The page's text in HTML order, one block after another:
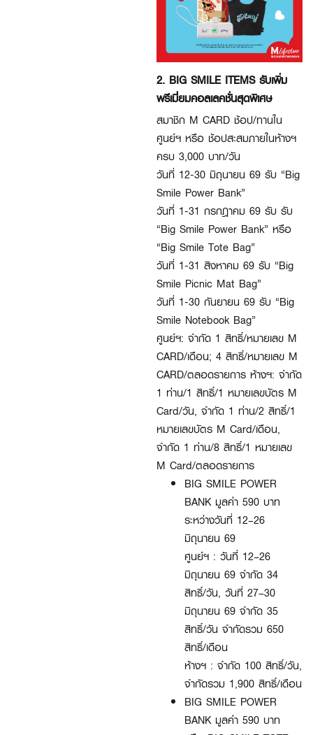
2. BIG SMILE ITEMS รับเพิ่ม
พรีเมี่ยมคอลเลคชั่นสุดพิเศษ
สมาชิก M CARD ช้อป/ทานใน
ศูนย์ฯ หรือ ช้อปสะสมภายในห้างฯ
ครบ 3,000 บาท/วัน
วันที่ 12-30 มิถุนายน 69 รับ “Big
Smile Power Bank”
วันที่ 1-31 กรกฎาคม 69 รับ รับ
“Big Smile Power Bank” หรือ
“Big Smile Tote Bag”
วันที่ 1-31 สิงหาคม 69 รับ “Big
Smile Picnic Mat Bag”
วันที่ 1-30 กันยายน 69 รับ “Big
Smile Notebook Bag”
ศูนย์ฯ: จำกัด 1 สิทธิ์/หมายเลข M
CARD/เดือน; 4 สิทธิ์/หมายเลข M
CARD/ตลอดรายการ ห้างฯ: จำกัด
1 ท่าน/1 สิทธิ์/1 หมายเลขบัตร M
Card/วัน, จำกัด 1 ท่าน/2 สิทธิ์/1
หมายเลขบัตร M Card/เดือน,
จำกัด 1 ท่าน/8 สิทธิ์/1 หมายเลข
M Card/ตลอดรายการ
BIG SMILE POWER
BANK มูลค่า 590 บาท
ระหว่างวันที่ 12–26
มิถุนายน 69
ศูนย์ฯ : วันที่ 12–26
มิถุนายน 69 จำกัด 34
สิทธิ์/วัน, วันที่ 27–30
มิถุนายน 69 จำกัด 35
สิทธิ์/วัน จำกัดรวม 650
สิทธิ์/เดือน
ห้างฯ : จำกัด 100 สิทธิ์/วัน,
จำกัดรวม 1,900 สิทธิ์/เดือน
BIG SMILE POWER
BANK มูลค่า 590 บาท